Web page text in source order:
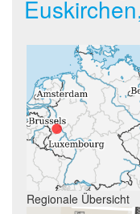
Regionale Übersicht